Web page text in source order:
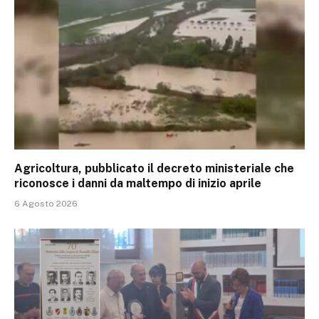
Agricoltura, pubblicato il decreto ministeriale che
riconosce i danni da maltempo di inizio aprile
6 Agosto 2026